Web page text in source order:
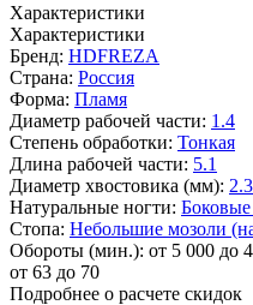
Характеристики
Характеристики
Бренд: HDFREZA
Страна: Россия
Форма: Пламя
Диаметр рабочей части: 1.4
Степень обработки: Тонкая
Длина рабочей части: 5.1
Диаметр хвостовика (мм):
Натуральные ногти:
Стопа: Небольшие мозоли
Обороты (мин.): от 5 000 до
от 63 до 70
Подробнее о расчете скидок